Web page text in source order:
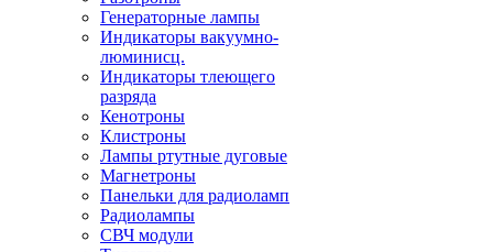
Генераторные лампы
Индикаторы вакуумно-
люминисц.
Индикаторы тлеющего
разряда
Кенотроны
Клистроны
Лампы ртутные дуговые
Магнетроны
Панельки для радиоламп
Радиолампы
СВЧ модули